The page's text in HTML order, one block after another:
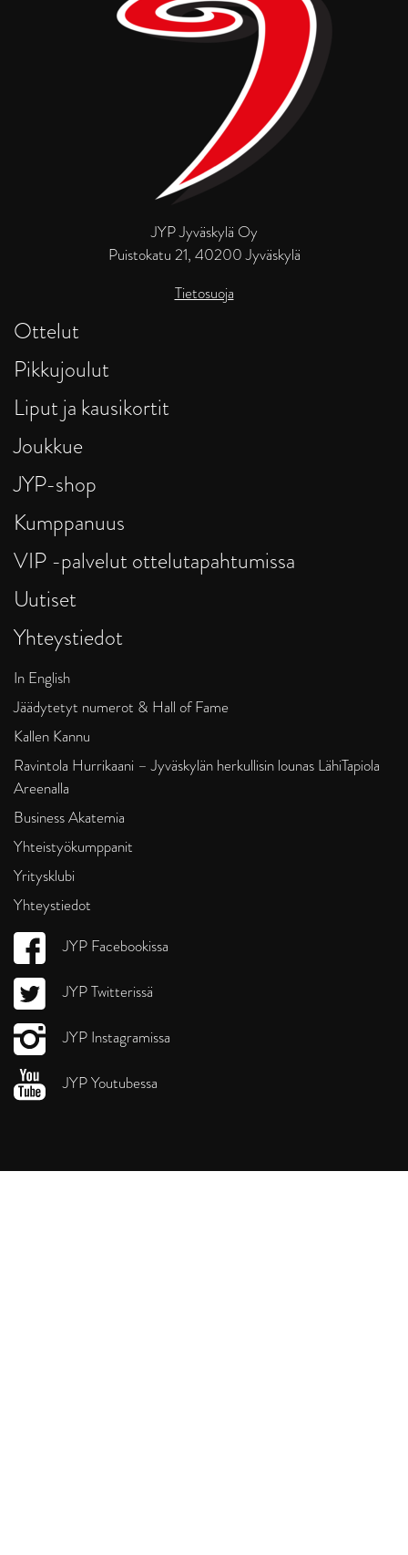
JYP Jyväskylä Oy
Puistokatu 21, 40200 Jyväskylä
Tietosuoja
Ottelut
Pikkujoulut
Liput ja kausikortit
Joukkue
JYP-shop
Kumppanuus
VIP -palvelut ottelutapahtumissa
Uutiset
Yhteystiedot
In English
Jäädytetyt numerot & Hall of Fame
Kallen Kannu
Ravintola Hurrikaani – Jyväskylän herkullisin lounas LähiTapiola
Areenalla
Business Akatemia
Yhteistyökumppanit
Yritysklubi
Yhteystiedot
JYP Facebookissa
JYP Twitterissä
JYP Instagramissa
JYP Youtubessa